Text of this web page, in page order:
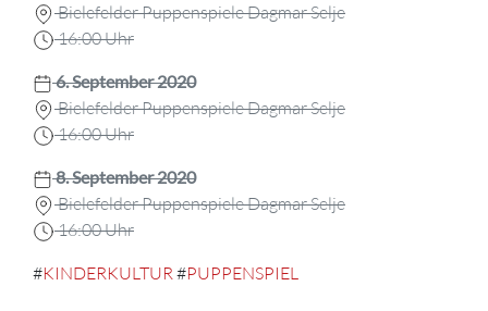
Bielefelder Puppenspiele Dagmar Selje
16:00 Uhr
6. September 2020
Bielefelder Puppenspiele Dagmar Selje
16:00 Uhr
8. September 2020
Bielefelder Puppenspiele Dagmar Selje
16:00 Uhr
#KINDERKULTUR#PUPPENSPIEL